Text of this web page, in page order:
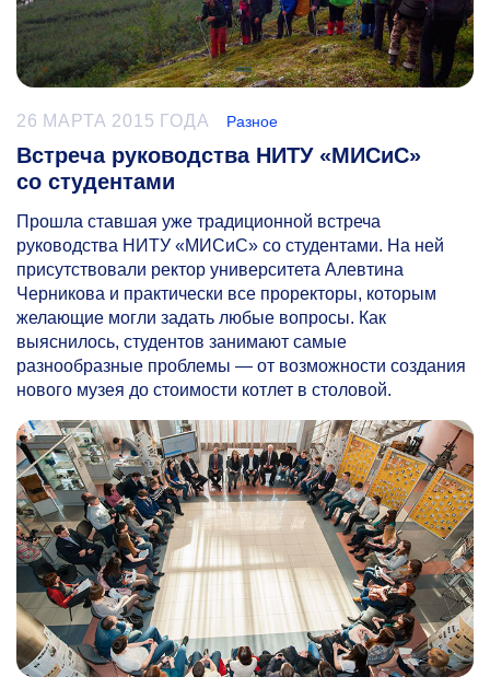
26 МАРТА 2015 ГОДА Разное
Встреча руководства НИТУ «МИСиС»
со студентами
Прошла ставшая уже традиционной встреча
руководства НИТУ «МИСиС» со студентами. На ней
присутствовали ректор университета Алевтина
Черникова и практически все проректоры, которым
желающие могли задать любые вопросы. Как
выяснилось, студентов занимают самые
разнообразные проблемы — от возможности создания
нового музея до стоимости котлет в столовой.